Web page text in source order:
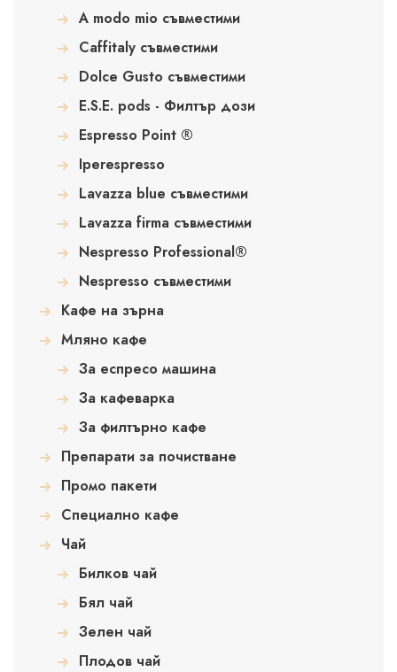
A modo mio съвместими
Caffitaly съвместими
Dolce Gusto съвместими
E.S.E. pods - Филтър дози
Espresso Point ®
Iperespresso
Lavazza blue съвместими
Lavazza firma съвместими
Nespresso Professional®
Nespresso съвместими
Кафе на зърна
Мляно кафе
За еспресо машина
За кафеварка
За филтърно кафе
Препарати за почистване
Промо пакети
Специално кафе
Чай
Билков чай
Бял чай
Зелен чай
Плодов чай